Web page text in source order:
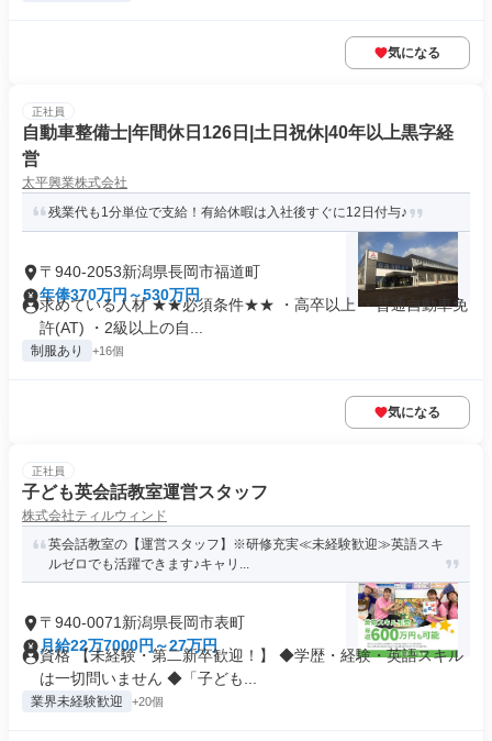
気になる
正社員
自動車整備士|年間休日126日|土日祝休|40年以上黒字経
営
太平興業株式会社
残業代も1分単位で支給！有給休暇は入社後すぐに12日付与♪
〒940-2053新潟県長岡市福道町
年俸370万円～530万円
求めている人材 ★★必須条件★★ ・高卒以上 ・普通自動車免
許(AT) ・2級以上の自...
制服あり +16個
気になる
正社員
子ども英会話教室運営スタッフ
株式会社ティルウィンド
英会話教室の【運営スタッフ】※研修充実≪未経験歓迎≫英語スキ
ルゼロでも活躍できます♪キャリ...
〒940-0071新潟県長岡市表町
月給22万7000円～27万円
資格 【未経験・第二新卒歓迎！】 ◆学歴・経験・英語スキル
は一切問いません ◆「子ども...
業界未経験歓迎 +20個